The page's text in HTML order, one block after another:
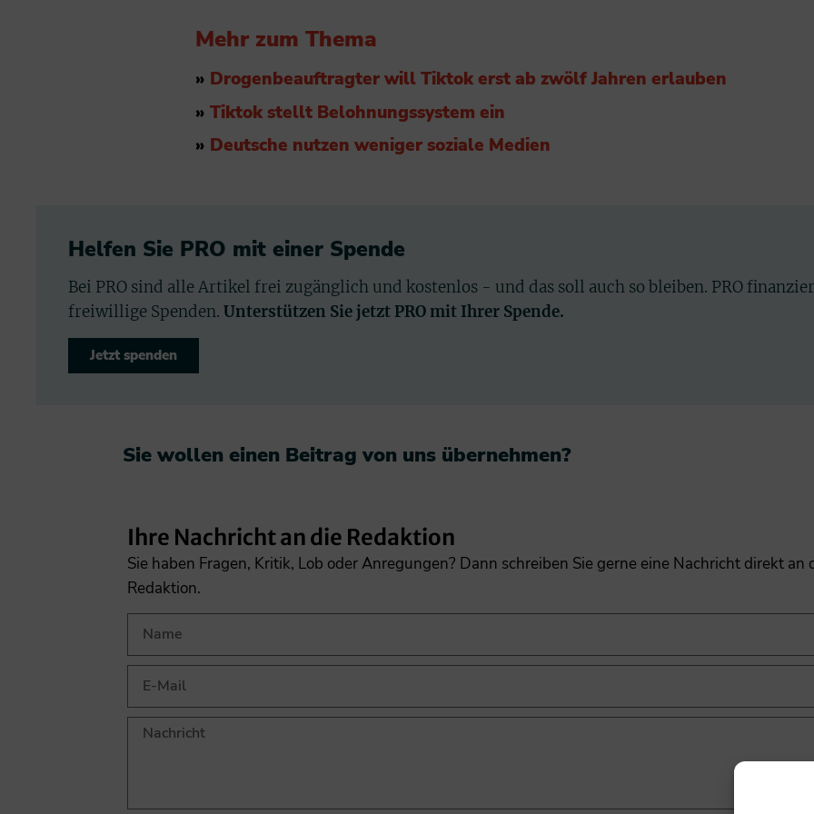
Mehr zum Thema
» Drogenbeauftragter will Tiktok erst ab zwölf Jahren erlauben
» Tiktok stellt Belohnungssystem ein
» Deutsche nutzen weniger soziale Medien
Helfen Sie PRO mit einer Spende
Bei PRO sind alle Artikel frei zugänglich und kostenlos - und das soll auch so bleiben. PRO
freiwillige Spenden. Unterstützen Sie jetzt PRO mit Ihrer Spende.
Jetzt spenden
Sie wollen einen Beitrag von uns übernehmen?​
Ihre Nachricht an die Redaktion
Sie haben Fragen, Kritik, Lob oder Anregungen? Dann schreiben Sie gerne eine Nachricht direkt an
Redaktion.